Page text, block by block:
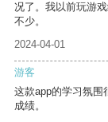
况了。我以前玩游
不少。
2024-04-01
游客
这款app的学习氛围
成绩。